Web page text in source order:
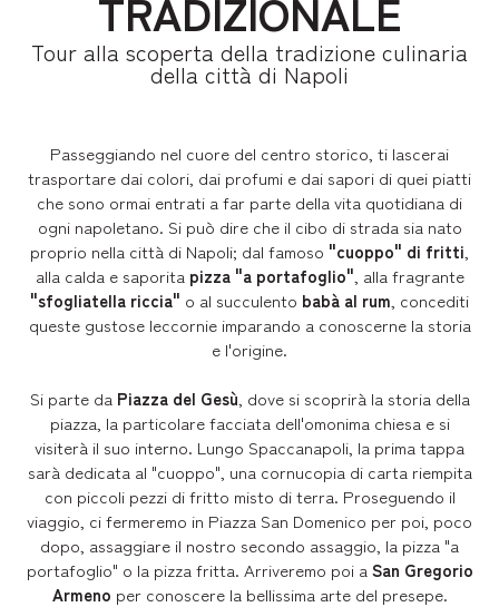
Tour alla scoperta della tradizione culinaria
della città di Napoli
Passeggiando nel cuore del centro storico, ti lascerai
trasportare dai colori, dai profumi e dai sapori di quei piatti
che sono ormai entrati a far parte della vita quotidiana di
ogni napoletano. Si può dire che il cibo di strada sia nato
proprio nella città di Napoli; dal famoso "cuoppo" di fritti,
alla calda e saporita pizza "a portafoglio", alla fragrante
"sfogliatella riccia" o al succulento babà al rum, concediti
queste gustose leccornie imparando a conoscerne la storia
e l'origine.
Si parte da Piazza del Gesù, dove si scoprirà la storia della
piazza, la particolare facciata dell'omonima chiesa e si
visiterà il suo interno. Lungo Spaccanapoli, la prima tappa
sarà dedicata al "cuoppo", una cornucopia di carta riempita
con piccoli pezzi di fritto misto di terra. Proseguendo il
viaggio, ci fermeremo in Piazza San Domenico per poi, poco
dopo, assaggiare il nostro secondo assaggio, la pizza "a
portafoglio" o la pizza fritta. Arriveremo poi a San Gregorio
Armeno per conoscere la bellissima arte del presepe.